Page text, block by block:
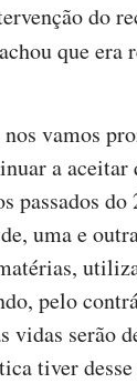
do
achou que era
vamos
a aceitar
passados
uma e
pelo
vidas serão
tiver